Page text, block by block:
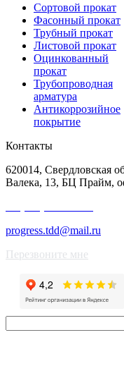
Сортовой прокат
Фасонный прокат
Трубный прокат
Листовой прокат
Оцинкованный
прокат
Трубопроводная
арматура
Антикоррозийное
покрытие
Контакты
620014, Свердловская
Валека, 13, БЦ Прайм,
progress.tdd@mail.ru
Перезвоните мне